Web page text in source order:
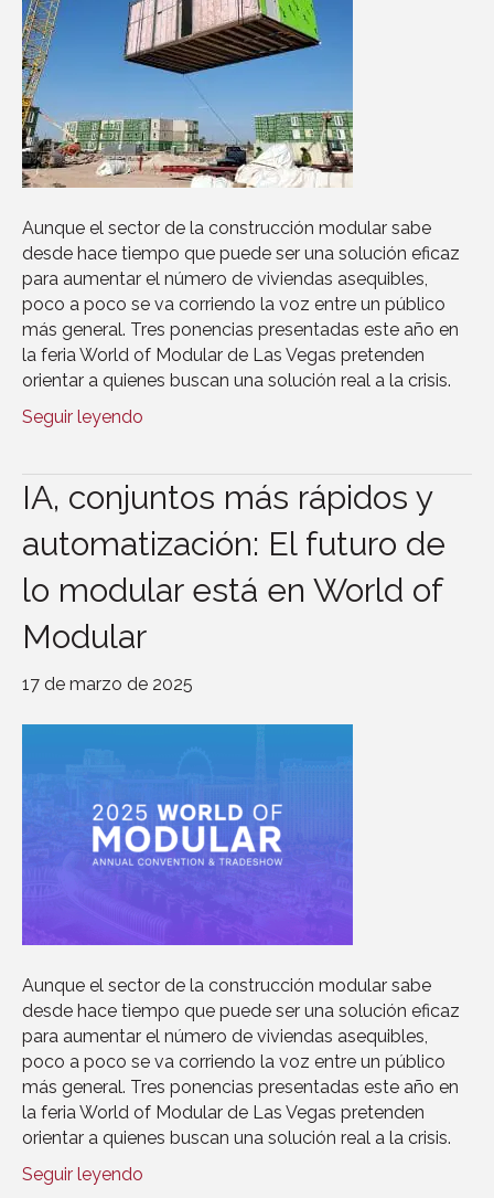
Aunque el sector de la construcción modular sabe
desde hace tiempo que puede ser una solución eficaz
para aumentar el número de viviendas asequibles,
poco a poco se va corriendo la voz entre un público
más general. Tres ponencias presentadas este año en
la feria World of Modular de Las Vegas pretenden
orientar a quienes buscan una solución real a la crisis.
Seguir leyendo
IA, conjuntos más rápidos y
automatización: El futuro de
lo modular está en World of
Modular
17 de marzo de 2025
Aunque el sector de la construcción modular sabe
desde hace tiempo que puede ser una solución eficaz
para aumentar el número de viviendas asequibles,
poco a poco se va corriendo la voz entre un público
más general. Tres ponencias presentadas este año en
la feria World of Modular de Las Vegas pretenden
orientar a quienes buscan una solución real a la crisis.
Seguir leyendo